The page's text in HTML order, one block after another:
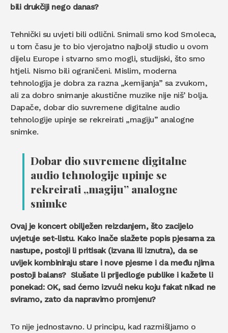
bili drukčiji nego danas?
Tehnički su uvjeti bili odlični. Snimali smo kod Smoleca,
u tom času je to bio vjerojatno najbolji studio u ovom
dijelu Europe i stvarno smo mogli, studijski, što smo
htjeli. Nismo bili ograničeni. Mislim, moderna
tehnologija je dobra za razna „kemijanja” sa zvukom,
ali za dobro snimanje akustične muzike nije niš’ bolja.
Dapače, dobar dio suvremene digitalne audio
tehnologije upinje se rekreirati „magiju” analogne
snimke.
Dobar dio suvremene digitalne
audio tehnologije upinje se
rekreirati „magiju” analogne
snimke
Ovaj je koncert obilježen reizdanjem, što zacijelo
uvjetuje set-listu. Kako inače slažete popis pjesama za
nastupe, postoji li pritisak (izvana ili iznutra), da se
uvijek kombiniraju stare i nove pjesme i da među njima
postoji balans? Slušate li prijedloge publike i kažete li
ponekad: OK, sad ćemo izvući neku koju fakat nikad ne
sviramo, zato da napravimo promjenu?
To nije jednostavno. U principu, kad razmišljamo o